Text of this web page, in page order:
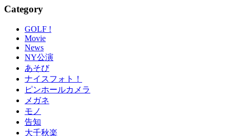
Category
GOLF !
Movie
News
NY公演
あそび
ナイスフォト！
ピンホールカメラ
メガネ
モノ
告知
大千秋楽